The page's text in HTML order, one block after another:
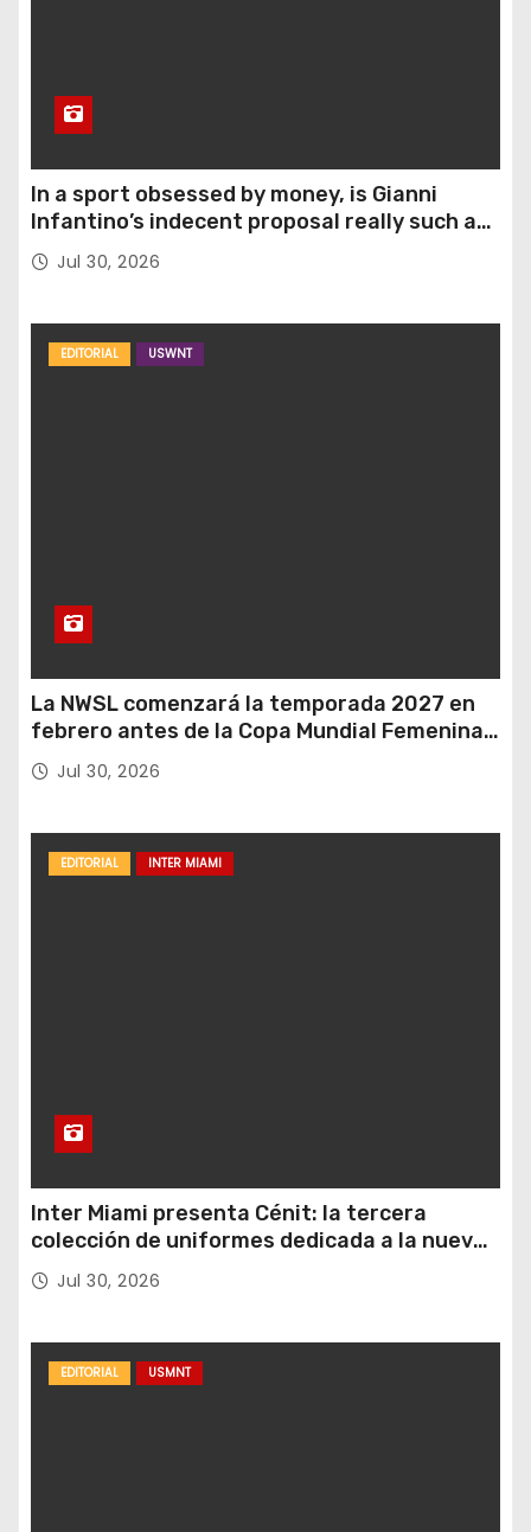
In a sport obsessed by money, is Gianni
Infantino’s indecent proposal really such a
surprise?
Jul 30, 2026
EDITORIAL USWNT
La NWSL comenzará la temporada 2027 en
febrero antes de la Copa Mundial Femenina
del próximo verano.
Jul 30, 2026
EDITORIAL INTER MIAMI
Inter Miami presenta Cénit: la tercera
colección de uniformes dedicada a la nueva
casa y al logro del club en nuevas alturas
Jul 30, 2026
EDITORIAL USMNT